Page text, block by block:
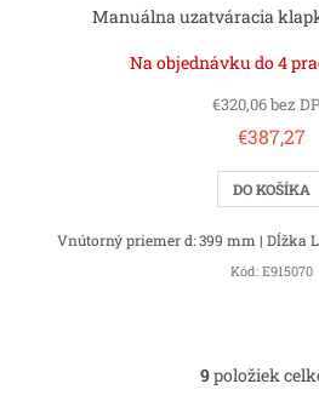
Manuálna uzatváracia
Na objednávku do 4
€320,06 bez
€387,27
DO KOŠÍKA
Vnútorný priemer d: 399 mm | Dĺžka
Kód: E915070
O
9položiek